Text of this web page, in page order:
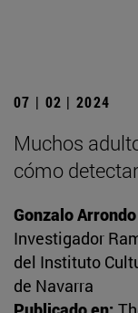
07 | 02 | 2024
Muchos
cómo
Gonzalo Arrondo
Investigador
del Instituto
de Navarra